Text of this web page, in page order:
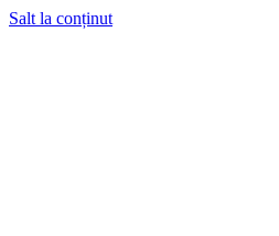
Salt la conținut